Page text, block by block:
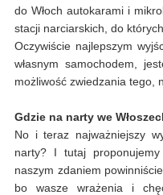
do Włoch autokarami i
stacji narciarskich, do
Oczywiście najlepszym
własnym samochodem,
możliwość zwiedzania tego,
Gdzie na narty we
No i teraz najważniejszy
narty? I tutaj
naszym zdaniem
bo wasze wrażenia i